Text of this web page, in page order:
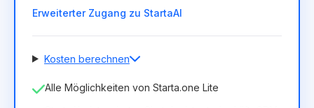
Erweiterter Zugang zu StartaAI
Kosten berechnen
Anzahl der Mitarbeiter
Alle Möglichkeiten von Starta.one Lite